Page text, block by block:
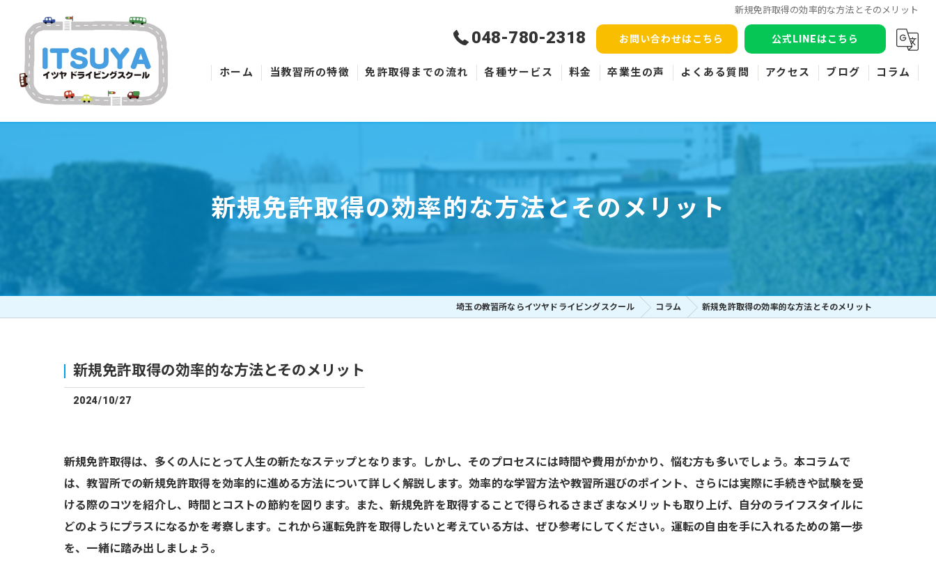
新規免許取得の効率的な方法とそのメリット
048-780-2318 お問い合わせはこちら 公式LINEはこちら
ホーム 当教習所の特徴 免許取得までの流れ 各種サービス
ペーパードライバー
料金 卒業生の声 よくある質問 アクセス ブログ コラム
新規免許取得の効率的な方法とそのメリット
埼玉の教習所ならイツヤドライビングスクール コラム 新規免許取得の効率的な方法とそのメリット
新規免許取得の効率的な方法とそのメリット
2024/10/27
新規免許取得は、多くの人にとって人生の新たなステップとなります。しかし、そのプロセスには時間や費用がかかり、悩む方も多いでしょう。本コラムで
は、教習所での新規免許取得を効率的に進める方法について詳しく解説します。効率的な学習方法や教習所選びのポイント、さらには実際に手続きや試験を受
ける際のコツを紹介し、時間とコストの節約を図ります。また、新規免許を取得することで得られるさまざまなメリットも取り上げ、自分のライフスタイルに
どのようにプラスになるかを考察します。これから運転免許を取得したいと考えている方は、ぜひ参考にしてください。運転の自由を手に入れるための第一歩
を、一緒に踏み出しましょう。